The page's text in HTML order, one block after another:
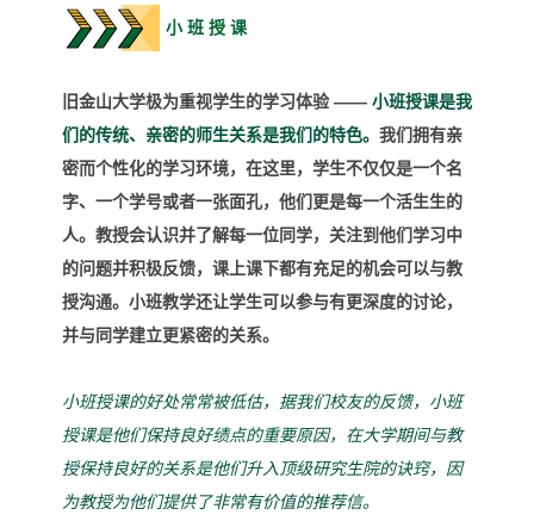
小 班 授 课
旧金山大学极为重视学生的学习体验 —— 小班授课是我
们的传统、亲密的师生关系是我们的特色。 我们拥有亲
密而个性化的学习环境，在这里，学生不仅仅是一个名
字、一个学号或者一张面孔，他们更是每一个活生生的
人。教授会认识并了解每一位同学，关注到他们学习中
的问题并积极反馈，课上课下都有充足的机会可以与教
授沟通。小班教学还让学生可以参与有更深度的讨论，
并与同学建立更紧密的关系。
小班授课的好处常常被低估，据我们校友的反馈，小班
授课是他们保持良好绩点的重要原因，在大学期间与教
授保持良好的关系是他们升入顶级研究生院的诀窍，因
为教授为他们提供了非常有价值的推荐信。